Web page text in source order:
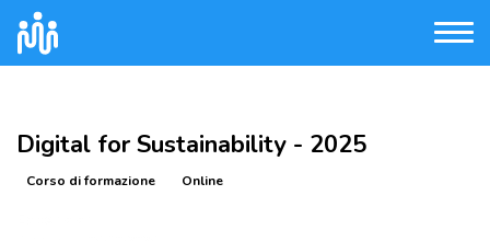
Digital for Sustainability - 2025
Corso di formazione Online